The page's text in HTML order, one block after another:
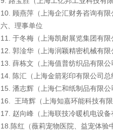
10. 顾燕萍（上海企汇财务咨询有
六、理事单位
11. 于冬梅（上海凯耐展览集团有
12. 郭淦华（上海润颖精密机械有限
13. 薛栋文（上海值普纺织品有限公
14. 陈汇（上海金箭彩印有限公司总
15. 潘志辉（上海仁和纸制品有限公
16. 王琦辉（上海知嘉环能科技有限
17. 赵向峰（上海联技冷暖机电设备
18.陈红（薇莉宠物医院、益宠体验